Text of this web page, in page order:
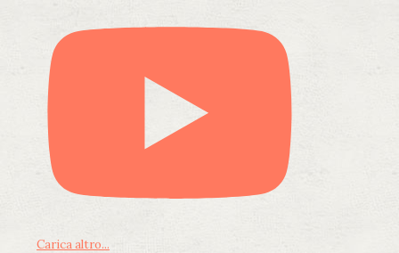
Carica altro...